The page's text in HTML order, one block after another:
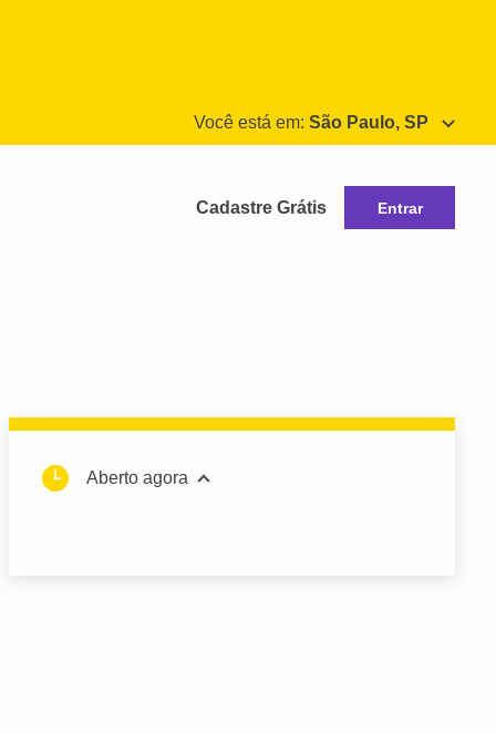
Você está em: São Paulo, SP
Cadastre Grátis Entrar
Aberto agora